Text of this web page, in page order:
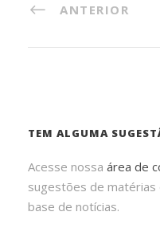
ANTERIOR
TEM ALGUMA
Acesse nossa área de
sugestões de matérias
base de notícias.